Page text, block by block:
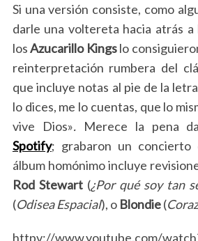
Si una versión consiste, como
darle una voltereta hacia atrás a
losAzucarillo Kingslo
reinterpretación rumbera del
que incluye notas al pie de la
lo dices, me lo cuentas, que lo
vive Dios». Merece la pena
Spotify; grabaron un concierto
álbum homónimo incluye
Rod Stewart(¿Por qué soy tan
(Odisea Espacial), o Blondie(
httpv://www.youtube.com/